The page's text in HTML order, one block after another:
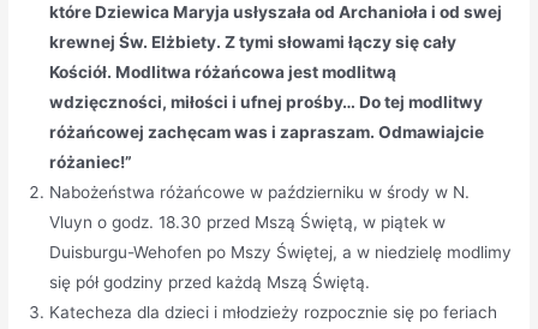
które Dziewica Maryja usłyszała od Archanioła i od swej
krewnej Św. Elżbiety. Z tymi słowami łączy się cały
Kościół. Modlitwa różańcowa jest modlitwą
wdzięczności, miłości i ufnej prośby… Do tej modlitwy
różańcowej zachęcam was i zapraszam. Odmawiajcie
różaniec!”
Nabożeństwa różańcowe w październiku w środy w N.
Vluyn o godz. 18.30 przed Mszą Świętą, w piątek w
Duisburgu-Wehofen po Mszy Świętej, a w niedzielę modlimy
się pół godziny przed każdą Mszą Świętą.
Katecheza dla dzieci i młodzieży rozpocznie się po feriach